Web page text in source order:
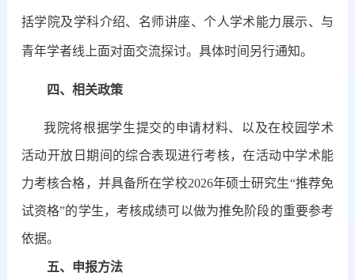
括学院及学科介绍、名师讲座、个人学术能力展示、与
青年学者线上面对面交流探讨。具体时间另行通知。
四、相关政策
我院将根据学生提交的申请材料、以及在校园学术
活动开放日期间的综合表现进行考核，在活动中学术能
力考核合格，并具备所在学校2026年硕士研究生“推荐免
试资格”的学生，考核成绩可以做为推免阶段的重要参考
依据。
五、申报方法